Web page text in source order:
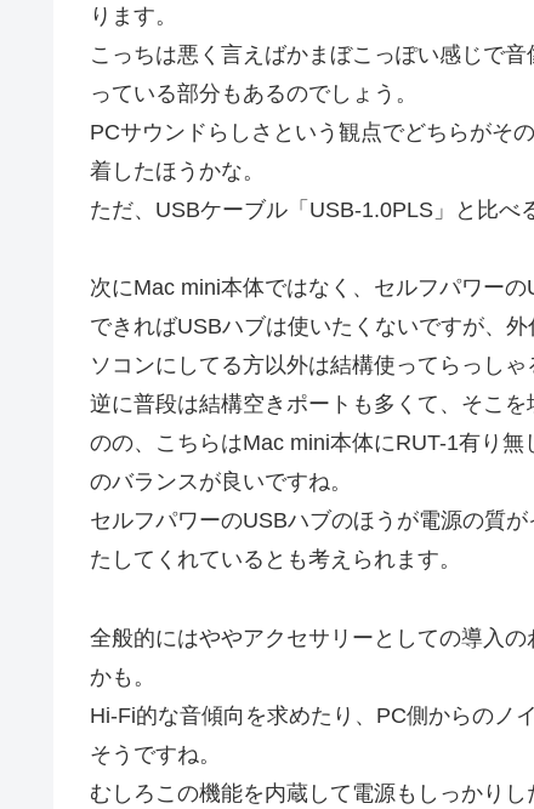
ります。
こっちは悪く言えばかまぼこっぽい感じで
っている部分もあるのでしょう。
PCサウンドらしさという観点でどちらがそ
着したほうかな。
ただ、USBケーブル「USB-1.0PLS」と比べ
次にMac mini本体ではなく、セルフパワー
できればUSBハブは使いたくないですが、
ソコンにしてる方以外は結構使ってらっしゃ
逆に普段は結構空きポートも多くて、そこ
のの、こちらはMac mini本体にRUT-1有り
のバランスが良いですね。
セルフパワーのUSBハブのほうが電源の質
たしてくれているとも考えられます。
全般的にはややアクセサリーとしての導入
かも。
Hi-Fi的な音傾向を求めたり、PC側からのノ
そうですね。
むしろこの機能を内蔵して電源もしっかり